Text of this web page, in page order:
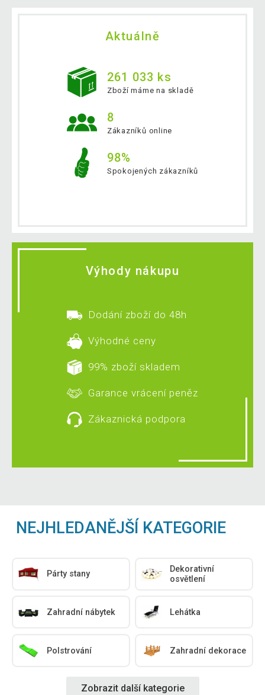
Aktuálně
261 033 ks
Zboží máme na skladě
8
Zákazníků online
98%
Spokojených zákazníků
Výhody nákupu
Dodání zboží do 48h
Výhodné ceny
99% zboží skladem
Garance vrácení peněz
Zákaznická podpora
NEJHLEDANĚJŠÍ KATEGORIE
Párty stany
Dekorativní
osvětlení
Zahradní nábytek Lehátka
Polstrování Zahradní dekorace
Zobrazit další kategorie